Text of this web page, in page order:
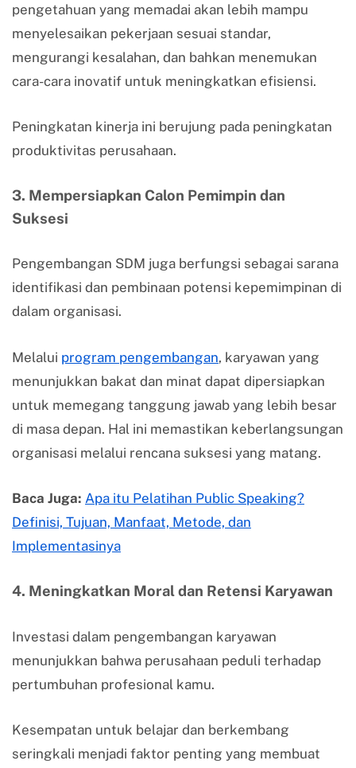
pengetahuan yang memadai akan lebih mampu
menyelesaikan pekerjaan sesuai standar,
mengurangi kesalahan, dan bahkan menemukan
cara-cara inovatif untuk meningkatkan efisiensi.
Peningkatan kinerja ini berujung pada peningkatan
produktivitas perusahaan.
3. Mempersiapkan Calon Pemimpin dan
Suksesi
Pengembangan SDM juga berfungsi sebagai sarana
identifikasi dan pembinaan potensi kepemimpinan di
dalam organisasi.
Melalui program pengembangan, karyawan yang
menunjukkan bakat dan minat dapat dipersiapkan
untuk memegang tanggung jawab yang lebih besar
di masa depan. Hal ini memastikan keberlangsungan
organisasi melalui rencana suksesi yang matang.
Baca Juga: Apa itu Pelatihan Public Speaking?
Definisi, Tujuan, Manfaat, Metode, dan
Implementasinya
4. Meningkatkan Moral dan Retensi Karyawan
Investasi dalam pengembangan karyawan
menunjukkan bahwa perusahaan peduli terhadap
pertumbuhan profesional kamu.
Kesempatan untuk belajar dan berkembang
seringkali menjadi faktor penting yang membuat